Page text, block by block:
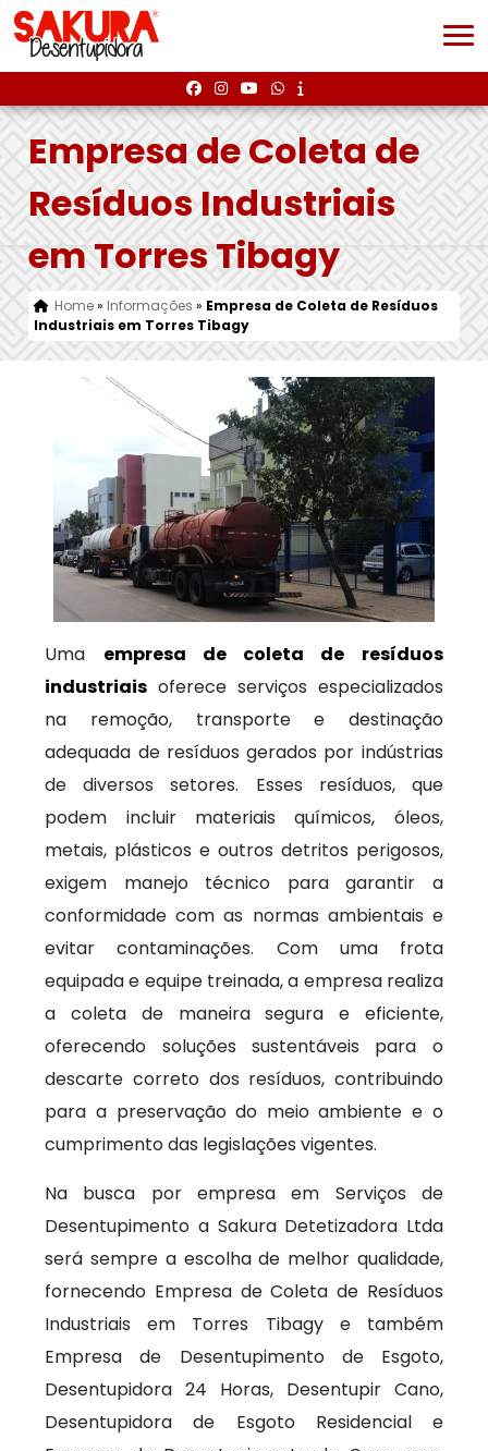
Empresa de Coleta de
Resíduos Industriais
em Torres Tibagy
Home» Informações » Empresa de Coleta de Resíduos
Industriais em Torres Tibagy
Uma empresa de coleta de resíduos
industriais oferece serviços especializados
na remoção, transporte e destinação
adequada de resíduos gerados por indústrias
de diversos setores. Esses resíduos, que
podem incluir materiais químicos, óleos,
metais, plásticos e outros detritos perigosos,
exigem manejo técnico para garantir a
conformidade com as normas ambientais e
evitar contaminações. Com uma frota
equipada e equipe treinada, a empresa realiza
a coleta de maneira segura e eficiente,
oferecendo soluções sustentáveis para o
descarte correto dos resíduos, contribuindo
para a preservação do meio ambiente e o
cumprimento das legislações vigentes.
Na busca por empresa em Serviços de
Desentupimento a Sakura Detetizadora Ltda
será sempre a escolha de melhor qualidade,
fornecendo Empresa de Coleta de Resíduos
Industriais em Torres Tibagy e também
Empresa de Desentupimento de Esgoto,
Desentupidora 24 Horas, Desentupir Cano,
Desentupidora de Esgoto Residencial e